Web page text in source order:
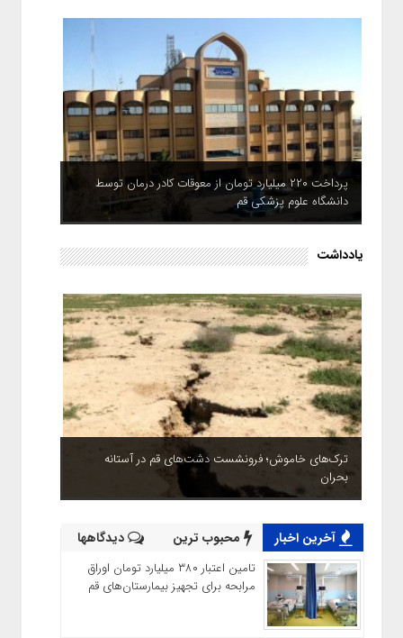
پرداخت ۲۲۰ میلیارد تومان از معوقات کادر درمان توسط
دانشگاه علوم پزشکی قم
یادداشت
ترک‌های خاموش؛ فرونشست دشت‌های قم در آستانه
بحران
آخرین اخبار محبوب ترین دیدگاهها
تامین اعتبار ۳۸۰ میلیارد تومان اوراق
مرابحه برای تجهیز بیمارستان‌های قم